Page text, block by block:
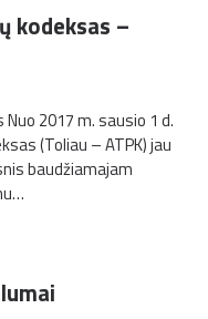
kodeksas –
2017 m. sausio 1 d.
(Toliau – ATPK) jau
baudžiamajam